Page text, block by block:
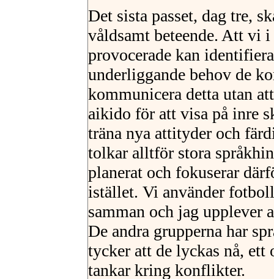
Det sista passet, dag tre,
våldsamt beteende. Att vi
provocerade kan
underliggande behov de
kommunicera detta utan
aikido för att visa på inre
träna nya attityder och
tolkar alltför stora
planerat och fokuserar
istället. Vi använder
samman och jag upplever
De andra grupperna har
tycker att de lyckas nå, ett
tankar kring konflikter.